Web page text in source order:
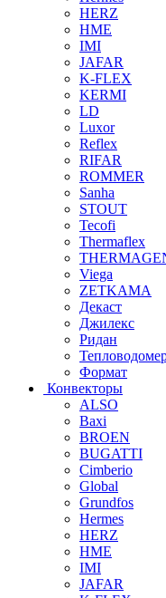
HERZ
HME
IMI
JAFAR
K-FLEX
KERMI
LD
Luxor
Reflex
RIFAR
ROMMER
Sanha
STOUT
Tecofi
Thermaflex
Viega
ZETKAMA
Декаст
Джилекс
Ридан
Формат
Конвекторы
ALSO
Baxi
BROEN
BUGATTI
Cimberio
Global
Grundfos
Hermes
HERZ
HME
IMI
JAFAR